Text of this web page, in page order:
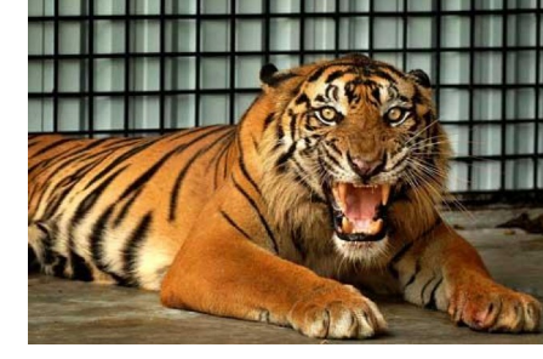
Awasi
Perdagangan
Harimau
Di
Internet